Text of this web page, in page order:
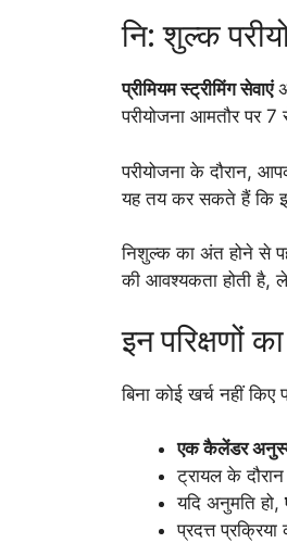
नि: शुल्क
प्रीमियम स्ट्रीमिंग सेवाएं
परीयोजना आमतौर पर
परीयोजना के दौरान,
यह तय कर सकते हैं कि
निशुल्क का अंत होने से
की आवश्यकता होती है,
इन परिक्षणों
बिना कोई खर्च नहीं
एक कैलेंडर
ट्रायल के
यदि अनुमति हो,
प्रदत्त